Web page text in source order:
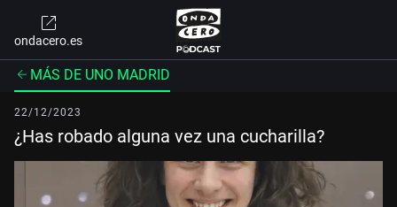
ondacero.es
MÁS DE UNO MADRID
22/12/2023
¿Has robado alguna vez una cucharilla?